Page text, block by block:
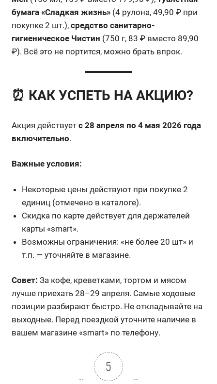
бумага «Сладкая жизнь» (4 рулона, 49,90 ₽ при
покупке 2 шт.), средство санитарно-
гигиеническое Чистин (750 г, 83 ₽ вместо 89,90
₽). Всё это не портится, можно брать впрок.
⏰ КАК УСПЕТЬ НА АКЦИЮ?
Акция действует с 28 апреля по 4 мая 2026 года
включительно.
Важные условия:
Некоторые цены действуют при покупке 2
единиц (отмечено в каталоге).
Скидка по карте действует для держателей
карты «smart».
Возможны ограничения: «не более 20 шт» и
т.п. — уточняйте в магазине.
Совет: За кофе, креветками, тортом и мясом
лучше приехать 28–29 апреля. Самые ходовые
позиции разбирают быстро. Не откладывайте на
выходные. Перед поездкой уточните наличие в
вашем магазине «smart» по телефону.
5